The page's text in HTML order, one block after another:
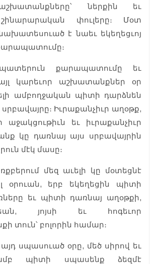
ներքին եւ
փուլերը։ Մօտ
է նաեւ եկեղեցւոյ
պատերուն քարապատումը եւ
կարեւոր աշխատանքներ օր
ամբողջական պիտի դարձնեն
Իւրաքանչիւր աղօթք,
աջակցութիւն եւ իւրաքանչիւր
կը դառնայ այս սրբավայրին
մէկ մասը։
մեզ աւելի կը մօտեցնէ
օրուան, երբ եկեղեցին պիտի
եւ պիտի դառնայ աղօթքի,
յոյսի եւ հոգեւոր
տուն՝ բոլորին համար։
սպասուած օրը, մեծ սիրով եւ
պիտի սպասենք ձեզմէ